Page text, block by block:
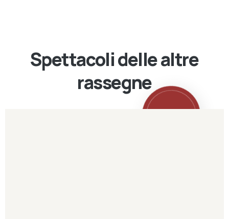
Spettacoli delle altre
rassegne